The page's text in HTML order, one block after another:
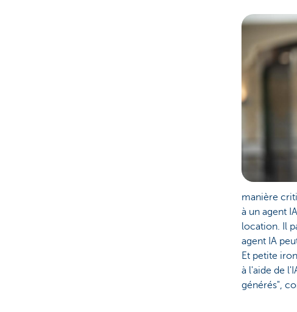
manière
à un agent
location. Il
agent IA
Et petite
à l'aide de
générés",